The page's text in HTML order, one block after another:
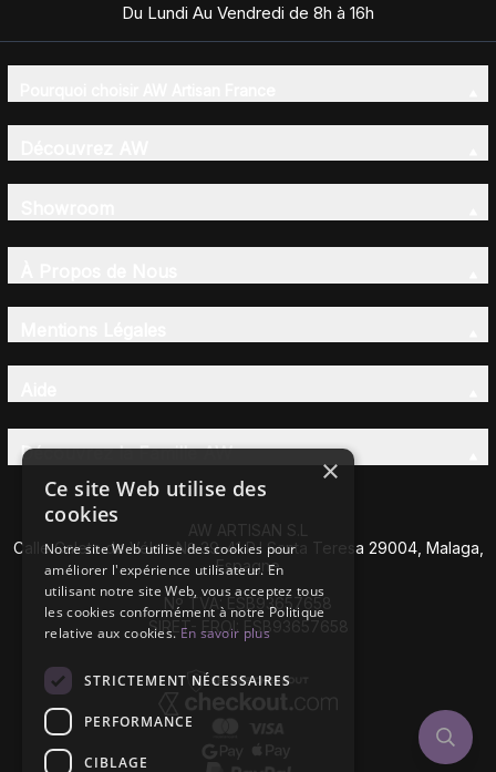
Du Lundi Au Vendredi de 8h à 16h
Découvrez la Famille AW
AW ARTISAN S.L
Calle Caleta de Vélez Nº 39-41 P.I Santa Teresa 29004, Malaga,
Espagne
Nº TVA: ESB93657658
SIRET- EROI: ESB93657658
×
Ce site Web utilise des
cookies
Notre site Web utilise des cookies pour
améliorer l'expérience utilisateur. En
utilisant notre site Web, vous acceptez tous
les cookies conformément à notre Politique
relative aux cookies.En savoir plus
STRICTEMENT NÉCESSAIRES
PERFORMANCE
CIBLAGE